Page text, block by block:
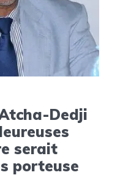
Dedji
serait
porteuse